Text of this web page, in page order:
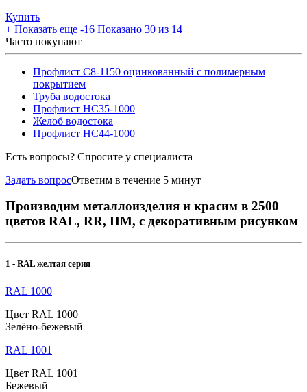
Купить
+ Показать еще -16 Показано 30 из 14
Часто покупают
Профлист С8-1150 оцинкованный с полимерным
покрытием
Труба водостока
Профлист НС35-1000
Желоб водостока
Профлист НС44-1000
Есть вопросы? Спросите у специалиста
Задать вопросОтветим в течение 5 минут
Производим металлоизделия и красим в 2500
цветов RAL, RR, ПМ, с декоративным рисунком
1 - RAL желтая серия
RAL 1000
Цвет RAL 1000
Зелёно-бежевый
RAL 1001
Цвет RAL 1001
Бежевый